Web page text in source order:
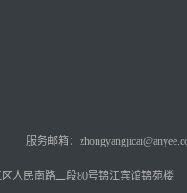
服务邮箱：
人民南路二段80号锦江宾馆锦苑楼